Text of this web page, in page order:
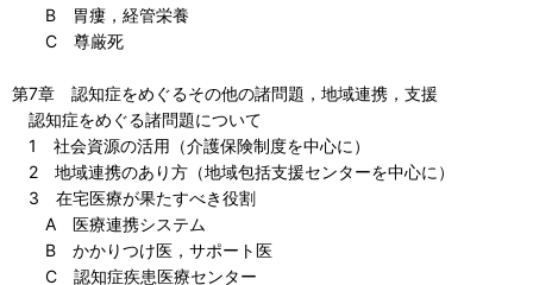
B 胃瘻，経管栄養
C 尊厳死
第7章 認知症をめぐるその他の諸問題，地域連携，支援
認知症をめぐる諸問題について
1 社会資源の活用（介護保険制度を中心に）
2 地域連携のあり方（地域包括支援センターを中心に）
3 在宅医療が果たすべき役割
A 医療連携システム
B かかりつけ医，サポート医
C 認知症疾患医療センター